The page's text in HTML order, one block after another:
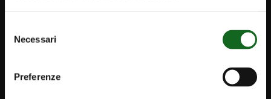
delNecessari
Preferenze
Projetos realizados